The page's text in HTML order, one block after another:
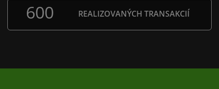
600 REALIZOVANÝCH TRANSAKCIÍ